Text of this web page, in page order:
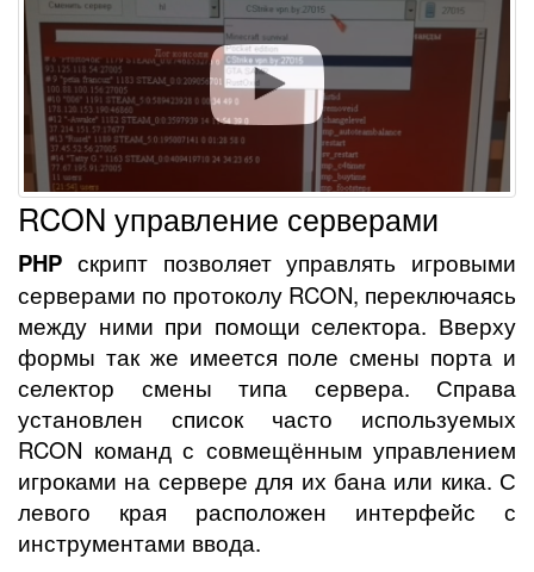
RCON управление серверами
PHP скрипт позволяет управлять игровыми
серверами по протоколу RCON, переключаясь
между ними при помощи селектора. Вверху
формы так же имеется поле смены порта и
селектор смены типа сервера. Справа
установлен список часто используемых
RCON команд с совмещённым управлением
игроками на сервере для их бана или кика. С
левого края расположен интерфейс с
инструментами ввода.